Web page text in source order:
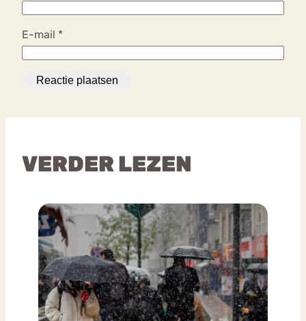
E-mail *
VERDER LEZEN